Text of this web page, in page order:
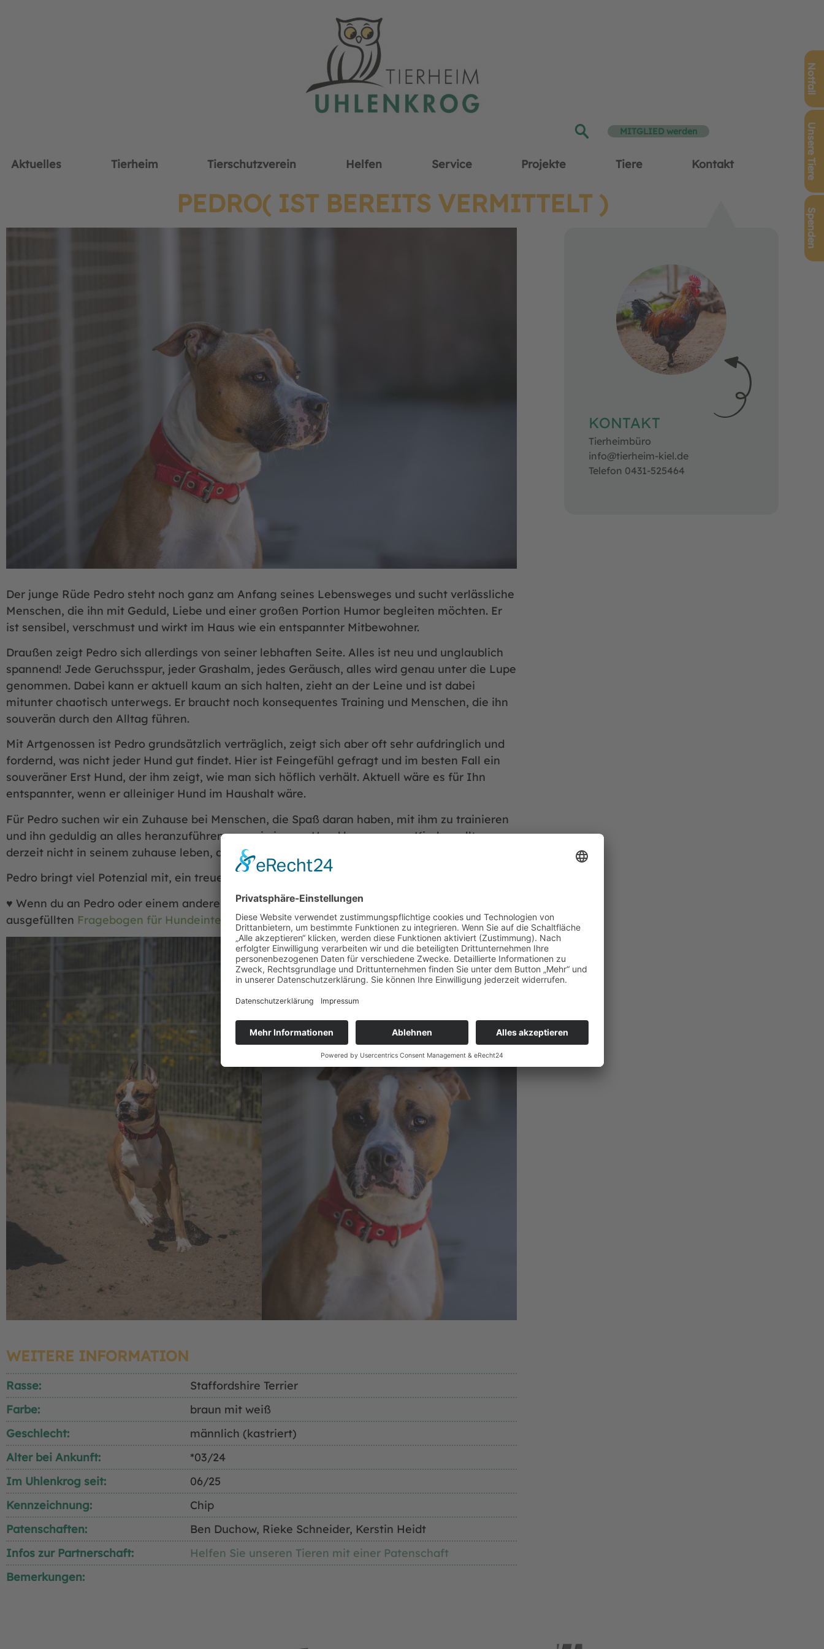
Notfall
Unsere Tiere
Spenden
MITGLIED werden
Aktuelles Tierheim Tierschutzverein Helfen Service Projekte Tiere Kontakt
PEDRO( IST BEREITS VERMITTELT )
Der junge Rüde Pedro steht noch ganz am Anfang seines Lebensweges und sucht verlässliche
Menschen, die ihn mit Geduld, Liebe und einer großen Portion Humor begleiten möchten. Er
ist sensibel, verschmust und wirkt im Haus wie ein entspannter Mitbewohner.
Draußen zeigt Pedro sich allerdings von seiner lebhaften Seite. Alles ist neu und unglaublich
spannend! Jede Geruchsspur, jeder Grashalm, jedes Geräusch, alles wird genau unter die Lupe
genommen. Dabei kann er aktuell kaum an sich halten, zieht an der Leine und ist dabei
mitunter chaotisch unterwegs. Er braucht noch konsequentes Training und Menschen, die ihn
souverän durch den Alltag führen.
Mit Artgenossen ist Pedro grundsätzlich verträglich, zeigt sich aber oft sehr aufdringlich und
fordernd, was nicht jeder Hund gut findet. Hier ist Feingefühl gefragt und im besten Fall ein
souveräner Erst Hund, der ihm zeigt, wie man sich höflich verhält. Aktuell wäre es für Ihn
entspannter, wenn er alleiniger Hund im Haushalt wäre.
Für Pedro suchen wir ein Zuhause bei Menschen, die Spaß daran haben, mit ihm zu trainieren
und ihn geduldig an alles heranzuführen, was ein junger Hund lernen muss. Kinder sollten
derzeit nicht in seinem zuhause leben, da er noch sehr ungestüm ist.
Pedro bringt viel Potenzial mit, ein treuer und liebevoller Begleiter fürs Leben zu werden.
♥ Wenn du an Pedro oder einem anderen Hund interessiert bist, sende uns gerne den
ausgefüllten Fragebogen für Hundeinteressentenzu. Dann werden wir uns bei dir melden.
WEITERE INFORMATION
Rasse:
Staffordshire Terrier
Farbe:
braun mit weiß
Geschlecht:
männlich (kastriert)
Alter bei Ankunft:
*03/24
Im Uhlenkrog seit:
06/25
Kennzeichnung:
Chip
Patenschaften:
Ben Duchow, Rieke Schneider, Kerstin Heidt
Infos zur Partnerschaft:
Helfen Sie unseren Tieren mit einer Patenschaft
Bemerkungen:
KONTAKT
Tierheimbüro
info@tierheim-kiel.de
Telefon 0431-525464